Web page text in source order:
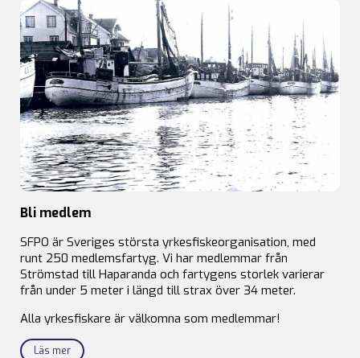
Bli medlem
SFPO är Sveriges största yrkesfiskeorganisation, med
runt 250 medlemsfartyg. Vi har medlemmar från
Strömstad till Haparanda och fartygens storlek varierar
från under 5 meter i längd till strax över 34 meter.
Alla yrkesfiskare är välkomna som medlemmar!
Läs mer